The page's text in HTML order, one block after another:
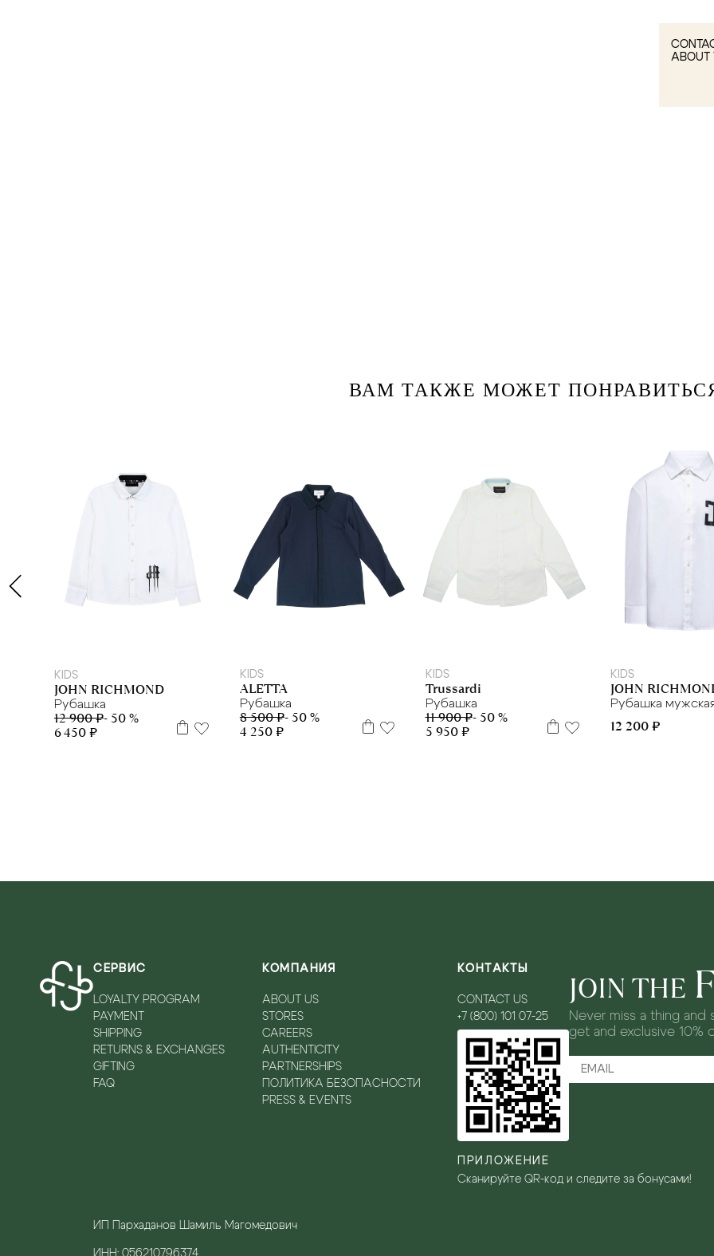
ABOUT
ВАМ ТАКЖЕ МОЖЕТ
KIDS
JOHN RICHMOND
Рубашка
12 900 ₽- 50 %
6 450 ₽
KIDS
ALETTA
Рубашка
8 500 ₽- 50 %
4 250 ₽
KIDS
Trussardi
Рубашка
11 900 ₽- 50 %
5 950 ₽
KIDS
JOHN
Рубашка
12 200 ₽
СЕРВИС
LOYALTY PROGRAM
PAYMENT
SHIPPING
RETURNS & EXCHANGES
GIFTING
FAQ
КОМПАНИЯ
ABOUT US
STORES
CAREERS
AUTHENTICITY
PARTNERSHIPS
ПОЛИТИКА БЕЗОПАСНОСТИ
PRESS & EVENTS
КОНТАКТЫ
CONTACT US
+7 (800) 101 07-25
ПРИЛОЖЕНИЕ
Сканируйте QR-код и следите за бонусами!
ИП Пархаданов Шамиль Магомедович
ИНН: 056210796374
JOIN THE
Never miss a thing
get and exclusive 10%